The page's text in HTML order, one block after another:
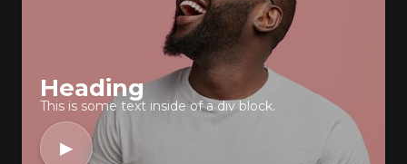
Heading
This is some text inside of a div block.
▶